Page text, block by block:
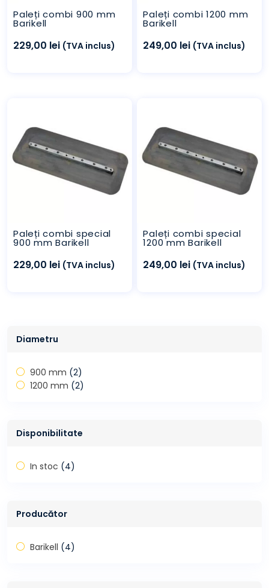
Paleți combi 900 mm
Barikell
229,00 lei (TVA inclus)
Paleți combi 1200 mm
Barikell
249,00 lei (TVA inclus)
Paleți combi special
900 mm Barikell
229,00 lei (TVA inclus)
Paleți combi special
1200 mm Barikell
249,00 lei (TVA inclus)
Diametru
900 mm (2)
1200 mm (2)
Disponibilitate
In stoc (4)
Producător
Barikell (4)